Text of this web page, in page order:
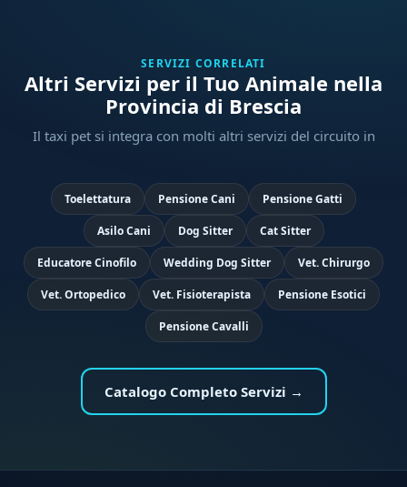
SERVIZI CORRELATI
Altri Servizi per il Tuo Animale nella
Provincia di Brescia
Il taxi pet si integra con molti altri servizi del circuito in
Toelettatura Pensione Cani Pensione Gatti
Asilo Cani Dog Sitter Cat Sitter
Educatore Cinofilo Wedding Dog Sitter Vet. Chirurgo
Vet. Ortopedico Vet. Fisioterapista Pensione Esotici
Pensione Cavalli
Catalogo Completo Servizi →